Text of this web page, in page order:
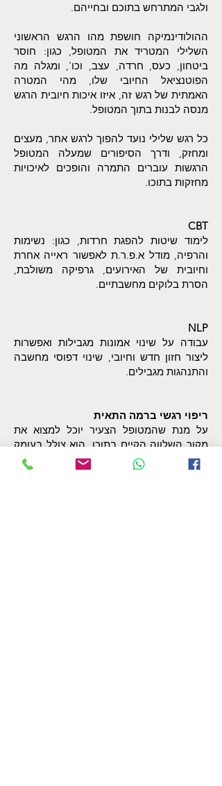
ולגבי המתרחש בתוכם ובחייהם.
ההולודינמיקה חושפת מהו הרגש הראשוני
השלילי המטריד את המטופל, כגון: חוסר
ביטחון, כעס, חרדה, עצב, וכו', ומגלה מה
הפוטנציאל החיובי שלו, מהי המטרה
האמתית של רגש זה, איזו איכות חיובית הרגש
מנסה לבנות בתוך המטופל.
כל רגש שלילי נועד להפוך לרגש אחר, מעצים
ומחזק, ודרך הסיפורים שמעלה המטופל
הרגשות עוברים התמרה והופכים לאיכויות
מחזקות בתוכו.
CBT
לימוד שיטות להפגת חרדות, כגון: נשימות
והרפיה, מודל א.פ.ר.ת לאפשור ראייה אחרת
וחיובית של האירועים, גרפיקה משולבת,
הסרת בלוקים מחשבתיים.
NLP
עבודה על שינוי אמונות מגבילות ואפשרות
ליצור חזון חדש וחיובי, שינוי דפוסי מחשבה
והתנהגות מגבילים.
ריפוי רגשי ברמה התאית
על מנת שהמטופל הצעיר יוכל למצוא את
מקור השלווה הקיים בתוכו, הוא צולל בעומק
הרגשות שלו, כאשר כל רגש חושף רגש אחר
הנמצא מתחתיו (כעס שמתחתיו עצב, חוסר